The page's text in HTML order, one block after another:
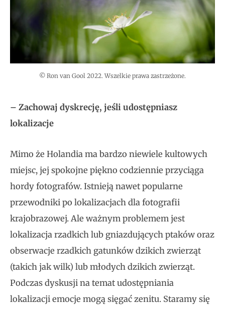
© Ron van Gool 2022. Wszelkie prawa zastrzeżone.
– Zachowaj dyskrecję, jeśli udostępniasz
lokalizacje
Mimo że Holandia ma bardzo niewiele kultowych
miejsc, jej spokojne piękno codziennie przyciąga
hordy fotografów. Istnieją nawet popularne
przewodniki po lokalizacjach dla fotografii
krajobrazowej. Ale ważnym problemem jest
lokalizacja rzadkich lub gniazdujących ptaków oraz
obserwacje rzadkich gatunków dzikich zwierząt
(takich jak wilk) lub młodych dzikich zwierząt.
Podczas dyskusji na temat udostępniania
lokalizacji emocje mogą sięgać zenitu. Staramy się